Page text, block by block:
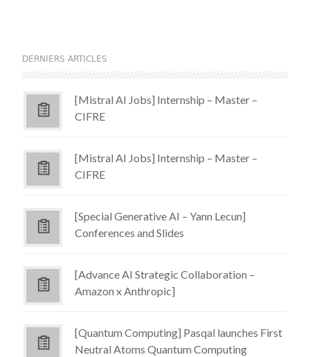
DERNIERS ARTICLES
[Mistral AI Jobs] Internship – Master –
CIFRE
[Mistral AI Jobs] Internship – Master –
CIFRE
[Special Generative AI – Yann Lecun]
Conferences and Slides
[Advance AI Strategic Collaboration –
Amazon x Anthropic]
[Quantum Computing] Pasqal launches First
Neutral Atoms Quantum Computing